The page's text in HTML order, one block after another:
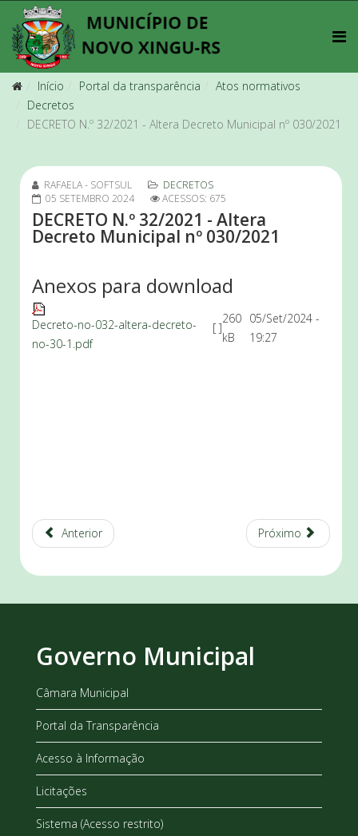
Início Portal da transparência
Atos normativos
Decretos
DECRETO N.º 32/2021 - Altera Decreto Municipal nº 030/2021
RAFAELA - SOFTSUL
DECRETOS
05 SETEMBRO 2024
ACESSOS: 675
DECRETO N.º 32/2021 - Altera
Decreto Municipal nº 030/2021
Anexos para download
Decreto-no-032-altera-decreto-
no-30-1.pdf
[ ]
260
kB
05/Set/2024 -
19:27
Anterior Próximo
Governo Municipal
Câmara Municipal
Portal da Transparência
Acesso à Informação
Licitações
Sistema (Acesso restrito)